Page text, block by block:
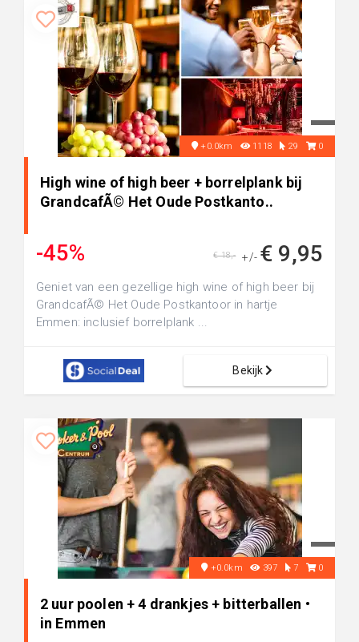
+0.0km 1118 29 0
High wine of high beer + borrelplank bij
GrandcafÃ© Het Oude Postkanto..
-45% +/- € 9,95
€ 18,-
Geniet van een gezellige high wine of high beer bij
GrandcafÃ© Het Oude Postkantoor in hartje
Emmen: inclusief borrelplank ...
Bekijk
+0.0km 397 7 0
2 uur poolen + 4 drankjes + bitterballen •
in Emmen